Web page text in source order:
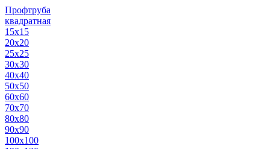
Профтруба
квадратная
15х15
20х20
25х25
30х30
40х40
50х50
60х60
70х70
80х80
90х90
100х100